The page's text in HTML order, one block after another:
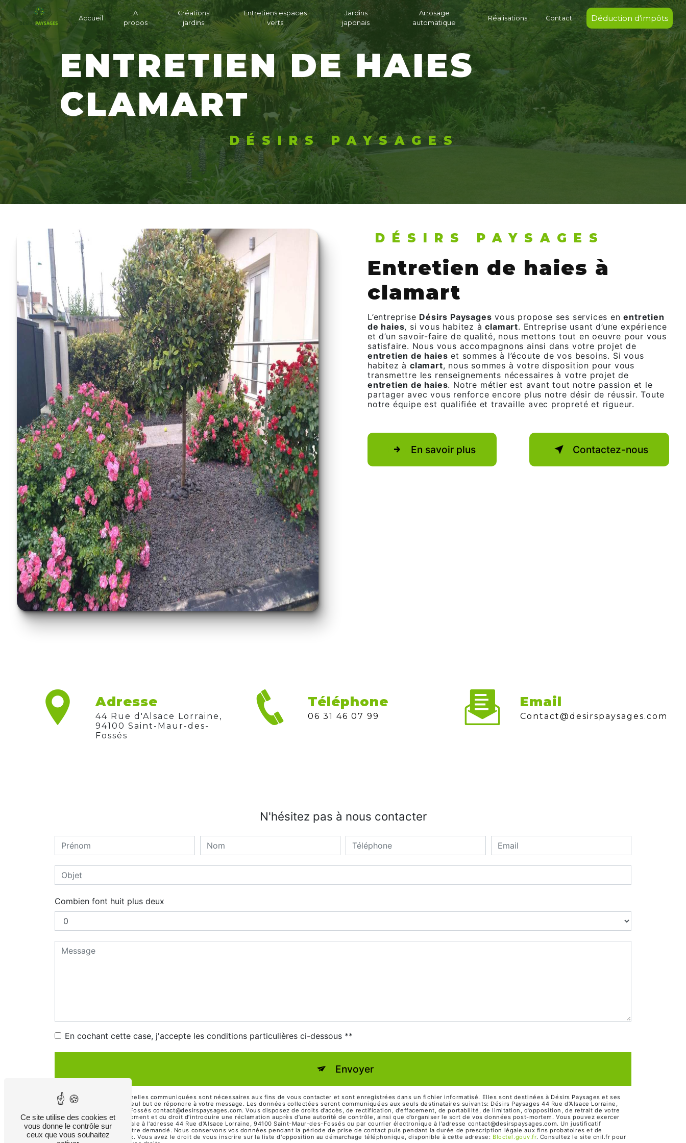
Accueil
A
propos
Créations
jardins
Entretiens espaces
verts
Jardins
japonais
Arrosage
automatique
Réalisations Contact Déduction d'impôts
ENTRETIEN DE HAIES
CLAMART
DÉSIRS PAYSAGES
DÉSIRS PAYSAGES
entretien de haies à
clamart
L’entreprise Désirs Paysages vous propose ses services enentretien
de haies, si vous habitez àclamart. Entreprise usant d’une expérience
et d’un savoir-faire de qualité, nous mettons tout en oeuvre pour vous
satisfaire. Nous vous accompagnons ainsi dans votre projet de
entretien de haies et sommes à l’écoute de vos besoins. Si vous
habitez àclamart, nous sommes à votre disposition pour vous
transmettre les renseignements nécessaires à votre projet de
entretien de haies. Notre métier est avant tout notre passion et le
partager avec vous renforce encore plus notre désir de réussir. Toute
notre équipe est qualifiée et travaille avec propreté et rigueur.
En savoir plus Contactez-nous
Adresse
44 Rue d'Alsace Lorraine,
94100 Saint-Maur-des-
Fossés
Téléphone
06 31 46 07 99
Email
contact@desirspaysages.com
N'hésitez pas à nous contacter
Combien font huit plus deux
En cochant cette case, j'accepte les conditions particulières ci-dessous **
Envoyer
** Les données personnelles communiquées sont nécessaires aux fins de vous contacter et sont enregistrées dans un fichier informatisé. Elles sont destinées à Désirs Paysages et ses
sous-traitants dans le seul but de répondre à votre message. Les données collectées seront communiquées aux seuls destinataires suivants: Désirs Paysages 44 Rue d'Alsace Lorraine,
94100 Saint-Maur-des-Fossés contact@desirspaysages.com. Vous disposez de droits d’accès, de rectification, d’effacement, de portabilité, de limitation, d’opposition, de retrait de votre
consentement à tout moment et du droit d’introduire une réclamation auprès d’une autorité de contrôle, ainsi que d’organiser le sort de vos données post-mortem. Vous pouvez exercer
ces droits par voie postale à l'adresse 44 Rue d'Alsace Lorraine, 94100 Saint-Maur-des-Fossés ou par courrier électronique à l'adresse contact@desirspaysages.com. Un justificatif
d'identité pourra vous être demandé. Nous conservons vos données pendant la période de prise de contact puis pendant la durée de prescription légale aux fins probatoires et de
gestion des contentieux. Vous avez le droit de vous inscrire sur la liste d'opposition au démarchage téléphonique, disponible à cette adresse:
Bloctel.gouv.fr. Consultez le site cnil.fr pour
Panneau de gestion des cookies
Ce site utilise des cookies et
vous donne le contrôle sur
ceux que vous souhaitez